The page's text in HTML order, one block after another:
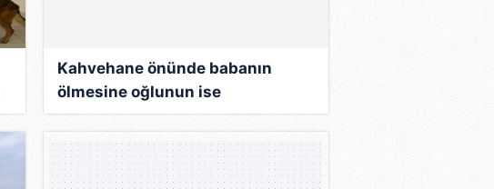
Kahvehane önünde babanın
ölmesine oğlunun ise
yaralanmasına sebep olan
sanığın cezası onandı